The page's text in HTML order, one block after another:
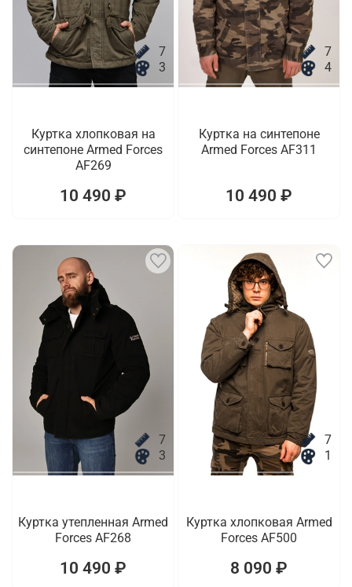
7
3
Куртка хлопковая на
синтепоне Armed Forces
AF269
10 490 ₽
7
4
Куртка на синтепоне
Armed Forces AF311
10 490 ₽
7
3
Куртка утепленная Armed
Forces AF268
10 490 ₽
7
1
Куртка хлопковая Armed
Forces AF500
8 090 ₽